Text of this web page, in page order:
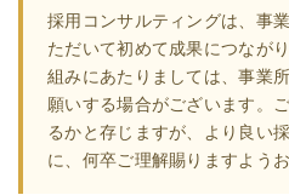
採用コンサルティングは、事
ただいて初めて成果につなが
組みにあたりましては、事業
願いする場合がございます。
るかと存じますが、より良い
に、何卒ご理解賜りますよう